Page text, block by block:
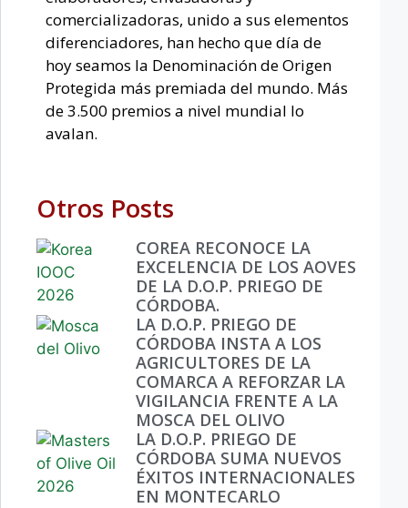
comercializadoras, unido a sus elementos
diferenciadores, han hecho que día de
hoy seamos la Denominación de Origen
Protegida más premiada del mundo. Más
de 3.500 premios a nivel mundial lo
avalan.
Otros Posts
COREA RECONOCE LA
EXCELENCIA DE LOS AOVES
DE LA D.O.P. PRIEGO DE
CÓRDOBA.
LA D.O.P. PRIEGO DE
CÓRDOBA INSTA A LOS
AGRICULTORES DE LA
COMARCA A REFORZAR LA
VIGILANCIA FRENTE A LA
MOSCA DEL OLIVO
LA D.O.P. PRIEGO DE
CÓRDOBA SUMA NUEVOS
ÉXITOS INTERNACIONALES
EN MONTECARLO